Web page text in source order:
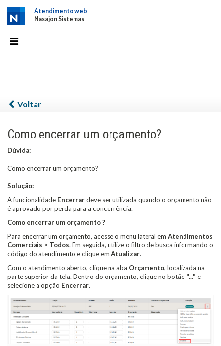
Atendimento web
Nasajon Sistemas
Voltar
Como encerrar um orçamento?
Dúvida:
Como encerrar um orçamento?
Solução:
A funcionalidade Encerrardeve ser utilizada quando o orçamento não
é aprovado por perda para a concorrência.
Como encerrar um orçamento ?
Para encerrar um orçamento, acesse o menu lateral em Atendimentos
Comerciais > Todos. Em seguida, utilize o filtro de busca informando o
código do atendimento e clique em Atualizar.
Com o atendimento aberto, clique na aba Orçamento, localizada na
parte superior da tela. Dentro do orçamento, clique no botão "..." e
selecione a opção Encerrar.